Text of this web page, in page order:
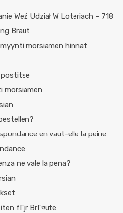
Weź Udział W Loteriach – 718
Braut
morsiamen hinnat
postitse
morsiamen
en vaut-elle la peine
ne vale la pena?
fГјr BrГ¤ute